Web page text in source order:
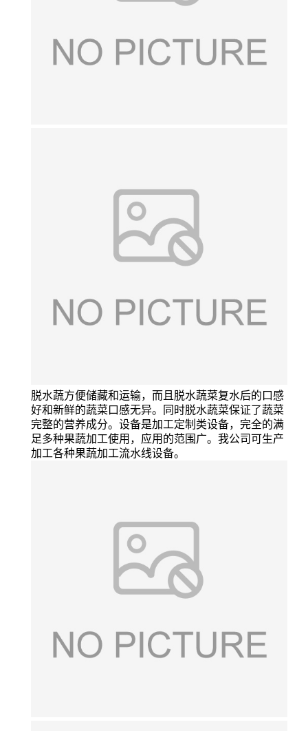
脱水蔬方便储藏和运输，而且脱水蔬菜复水后的口感
好和新鲜的蔬菜口感无异。同时脱水蔬菜保证了蔬菜
完整的营养成分。设备是加工定制类设备，完全的满
足多种果蔬加工使用，应用的范围广。我公司可生产
加工各种果蔬加工流水线设备。